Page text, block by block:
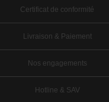
Certificat de conformité
Livraison & Paiement
Nos engagements
Hotline & SAV